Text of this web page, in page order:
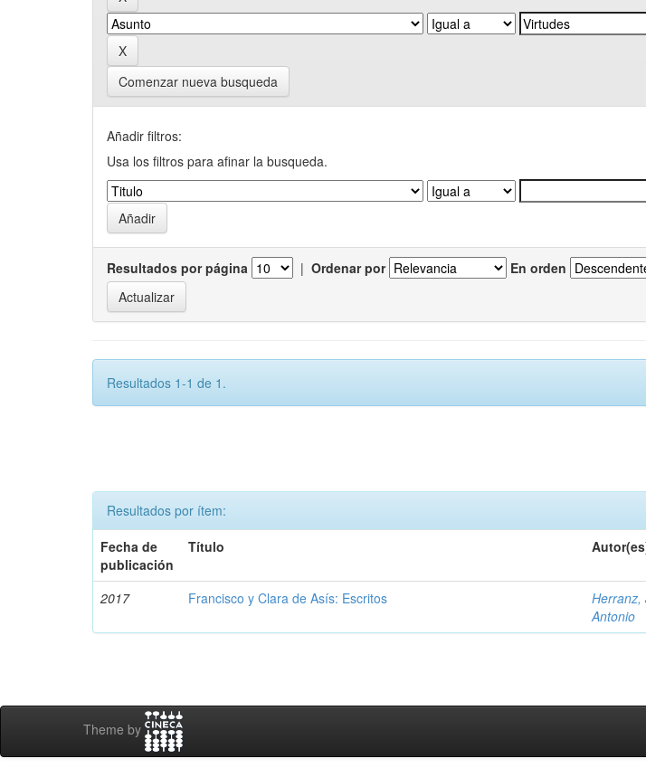
Comenzar nueva busqueda
Añadir filtros:
Usa los filtros para afinar la busqueda.
Resultados por página | Ordenar por En orden
Resultados 1-1 de 1.
Resultados por ítem:
Fecha de
publicación
Título
2017 Francisco y Clara de Asís: Escritos Herranz,
Antonio
Theme by